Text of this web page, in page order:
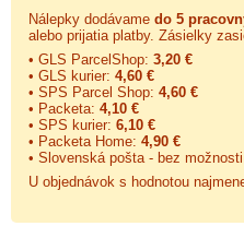
Nálepky dodávame do 5
alebo prijatia platby. Zásielky
• GLS ParcelShop: 3,20 €
• GLS kurier: 4,60 €
• SPS Parcel Shop: 4,60 €
• Packeta: 4,10 €
• SPS kurier: 6,10 €
• Packeta Home: 4,90 €
• Slovenská pošta - bez
U objednávok s hodnotou